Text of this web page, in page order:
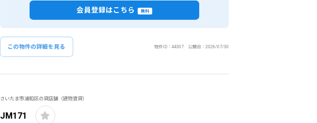
会員登録はこちら 無料
物件ID：44307 公開日：2026/07/30
この物件の詳細を見る
さいたま市浦和区の貸店舗（建物賃貸）
JM171